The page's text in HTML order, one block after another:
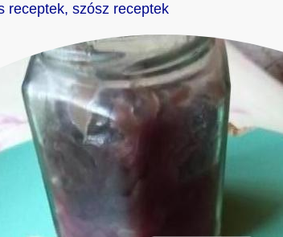
receptek, szósz receptek